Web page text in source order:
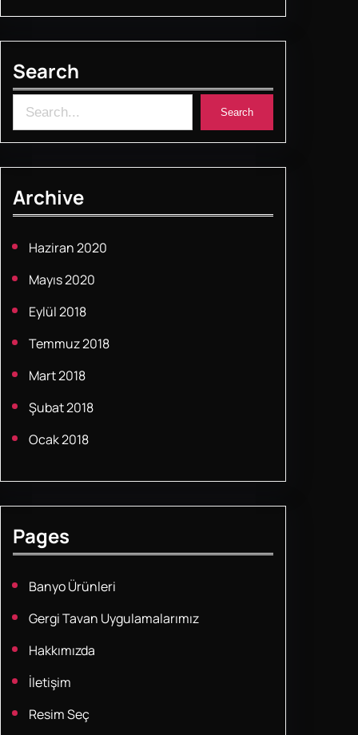
b
o
o
k
A
p
st
Search
e
c
Search
Archive
Haziran 2020
Mayıs 2020
Eylül 2018
Temmuz 2018
Mart 2018
Şubat 2018
Ocak 2018
Pages
Banyo Ürünleri
Gergi Tavan Uygulamalarımız
Hakkımızda
İletişim
Resim Seç